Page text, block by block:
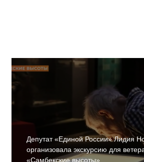
Депутат «Единой России» Лидия
организовала экскурсию для
«Самбекские высоты»